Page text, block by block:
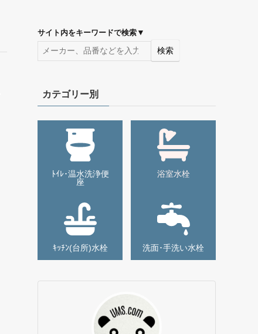
サイト内をキーワードで検索 ▼
検索
カテゴリー別
ﾄｲﾚ･温水洗浄便
座
浴室水栓
ｷｯﾁﾝ(台所)水栓 洗面･手洗い水栓